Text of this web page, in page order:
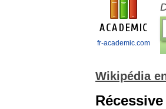
fr-academic.com
Wikipédia
Récessive